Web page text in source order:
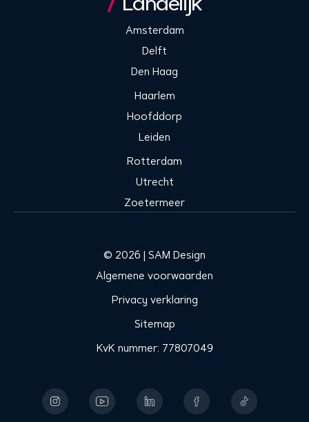
Amsterdam
Delft
Den Haag
Haarlem
Hoofddorp
Leiden
Rotterdam
Utrecht
Zoetermeer
© 2026 | SAM Design
Algemene voorwaarden
Privacy verklaring
Sitemap
KvK nummer: 77807049